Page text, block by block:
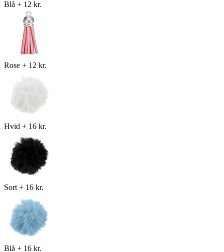
Blå + 12 kr.
Rose + 12 kr.
Hvid + 16 kr.
Sort + 16 kr.
Blå + 16 kr.